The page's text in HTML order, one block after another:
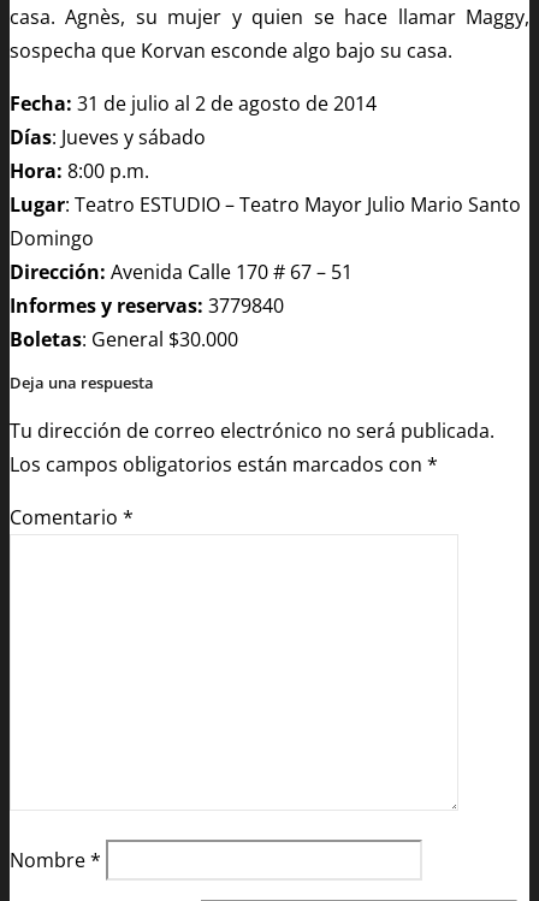
casa. Agnès, su mujer y quien se hace llamar Maggy,
sospecha que Korvan esconde algo bajo su casa.
Fecha: 31 de julio al 2 de agosto de2014
Días: Jueves y sábado
Hora: 8:00 p.m.
Lugar: Teatro ESTUDIO – Teatro Mayor Julio Mario Santo
Domingo
Dirección: Avenida Calle 170 # 67 – 51
Informes y reservas: 3779840
Boletas: General $30.000
Deja una respuesta
Tu dirección de correo electrónico no será publicada.
Los campos obligatorios están marcados con *
Comentario *
Nombre*